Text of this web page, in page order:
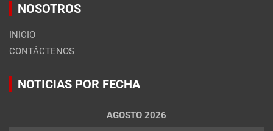
NOSOTROS
INICIO
CONTÁCTENOS
NOTICIAS POR FECHA
AGOSTO 2026